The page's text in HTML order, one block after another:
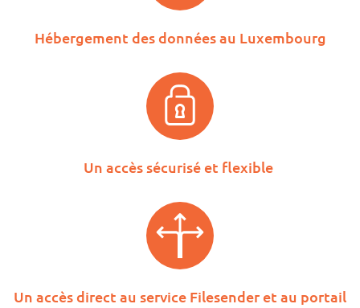
Hébergement des données au Luxembourg
Un accès sécurisé et flexible
Un accès direct au service Filesender et au portail